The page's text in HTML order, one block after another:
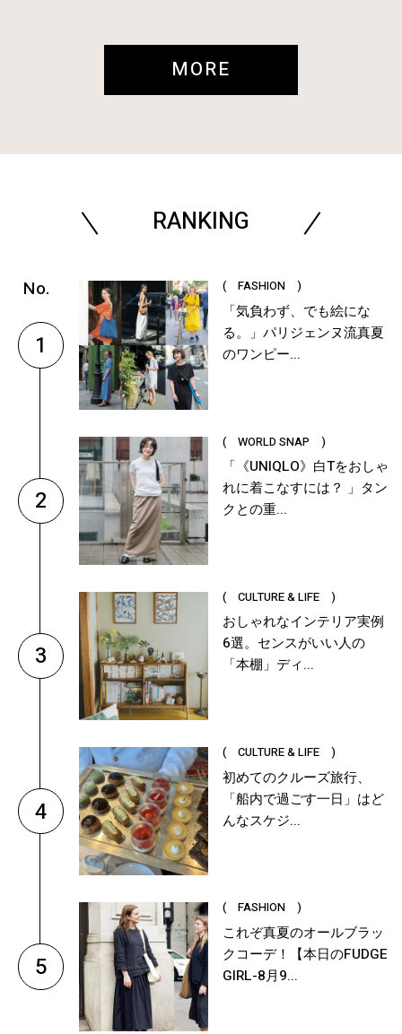
MORE
RANKING
1
( FASHION )
「気負わず、でも絵にな
る。」パリジェンヌ流真夏
のワンピー...
2
( WORLD SNAP )
「《UNIQLO》白Tをおしゃ
れに着こなすには？ 」タン
クとの重...
3
( CULTURE & LIFE )
おしゃれなインテリア実例
6選。センスがいい人の
「本棚」ディ...
4
( CULTURE & LIFE )
初めてのクルーズ旅行、
「船内で過ごす一日」はど
んなスケジ...
5
( FASHION )
これぞ真夏のオールブラッ
クコーデ！【本日のFUDGE
GIRL-8月9...